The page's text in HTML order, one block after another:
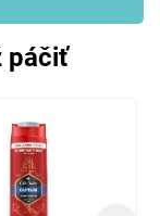
páčiť